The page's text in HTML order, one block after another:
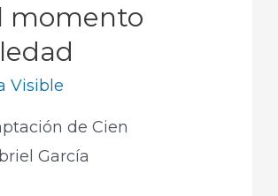
momento
Visible
de Cien
García